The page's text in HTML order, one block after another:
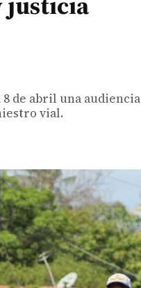
8 de abril una
vial.